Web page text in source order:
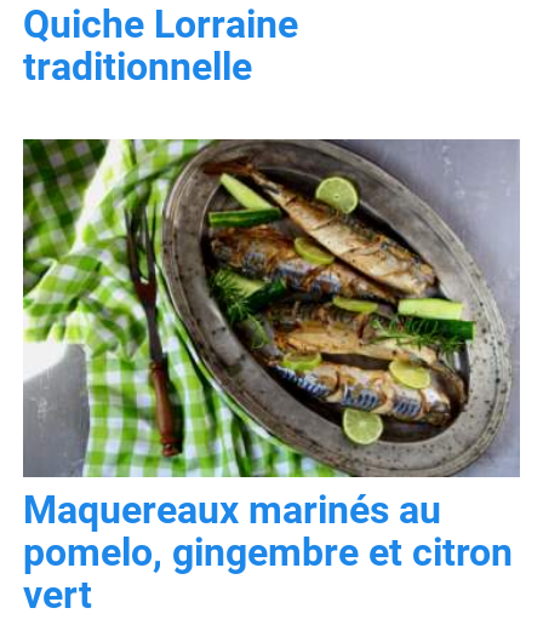
Quiche Lorraine
traditionnelle
Maquereaux marinés au
pomelo, gingembre et citron
vert